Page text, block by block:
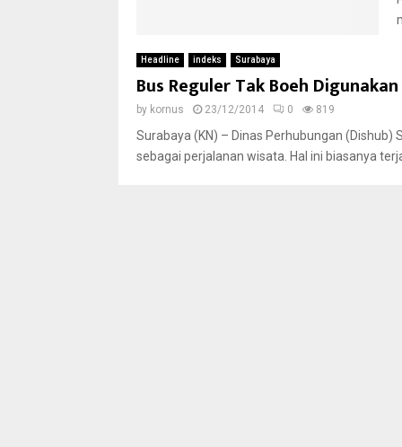
Headline indeks Surabaya
Bus Reguler Tak Boeh
by kornus 23/12/2014 0 819
Surabaya (KN) – Dinas Perhubungan
sebagai perjalanan wisata. Hal ini biasanya